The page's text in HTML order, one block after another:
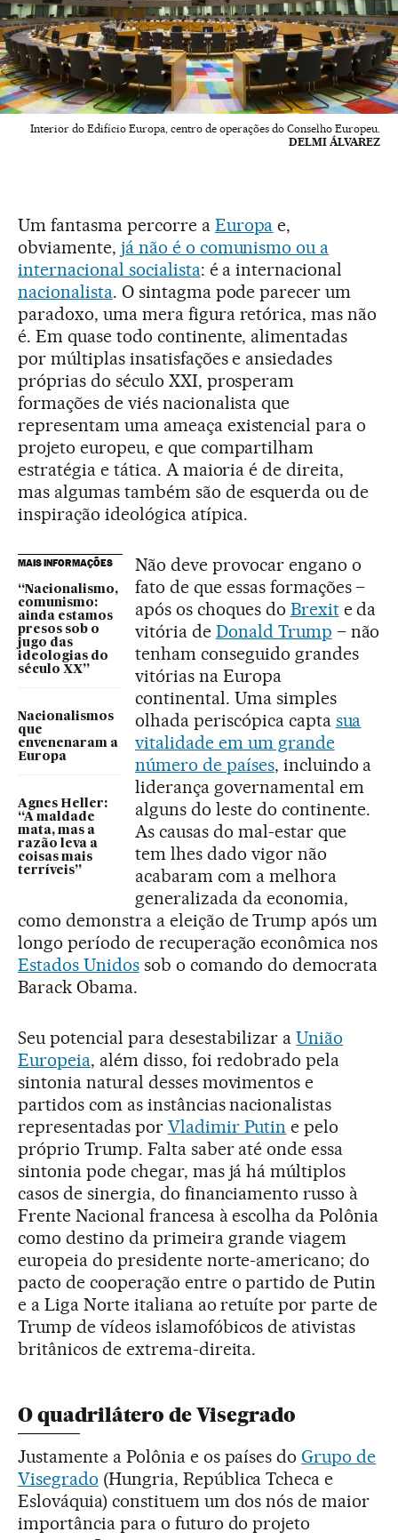
Interior do Edifício Europa, centro de operações do Conselho Europeu.
DELMI ÁLVAREZ
Um fantasma percorre a Europa e,
obviamente, já não é o comunismo ou a
internacional socialista: é a internacional
nacionalista. O sintagma pode parecer um
paradoxo, uma mera figura retórica, mas não
é. Em quase todo continente, alimentadas
por múltiplas insatisfações e ansiedades
próprias do século XXI, prosperam
formações de viés nacionalista que
representam uma ameaça existencial para o
projeto europeu, e que compartilham
estratégia e tática. A maioria é de direita,
mas algumas também são de esquerda ou de
inspiração ideológica atípica.
MAIS INFORMAÇÕES
“Nacionalismo,
comunismo:
ainda estamos
presos sob o
jugo das
ideologias do
século XX”
Nacionalismos
que
envenenaram a
Europa
Agnes Heller:
“A maldade
mata, mas a
razão leva a
coisas mais
terríveis”
Não deve provocar engano o
fato de que essas formações –
após os choques do Brexite da
vitória de Donald Trump – não
tenham conseguido grandes
vitórias na Europa
continental. Uma simples
olhada periscópica capta sua
vitalidade em um grande
número de países, incluindo a
liderança governamental em
alguns do leste do continente.
As causas do mal-estar que
tem lhes dado vigor não
acabaram com a melhora
generalizada da economia,
como demonstra a eleição de Trump após um
longo período de recuperação econômica nos
Estados Unidossob o comando do democrata
Barack Obama.
Seu potencial para desestabilizar aUnião
Europeia, além disso, foi redobrado pela
sintonia natural desses movimentos e
partidos com as instâncias nacionalistas
representadas por Vladimir Putin e pelo
próprio Trump. Falta saber até onde essa
sintonia pode chegar, mas já há múltiplos
casos de sinergia, do financiamento russo à
Frente Nacional francesa à escolha da Polônia
como destino da primeira grande viagem
europeia do presidente norte-americano; do
pacto de cooperação entre o partido de Putin
e a Liga Norte italiana ao retuíte por parte de
Trump de vídeos islamofóbicos de ativistas
britânicos de extrema-direita.
O quadrilátero de Visegrado
Justamente a Polônia e os países doGrupo de
Visegrado (Hungria, República Tcheca e
Eslováquia) constituem um dos nós de maior
importância para o futuro do projeto